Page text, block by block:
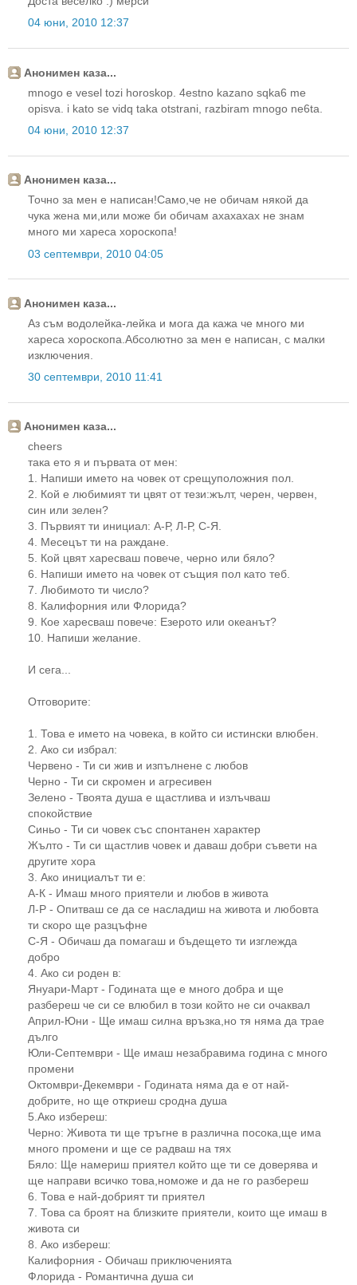
04 юни, 2010 12:37
Анонимен каза...
mnogo e vesel tozi horoskop. 4estno kazano sqka6 me
opisva. i kato se vidq taka otstrani, razbiram mnogo ne6ta.
04 юни, 2010 12:37
Анонимен каза...
Точно за мен е написан!Само,че не обичам някой да
чука жена ми,или може би обичам ахахахах не знам
много ми хареса хороскопа!
03 септември, 2010 04:05
Анонимен каза...
Аз съм водолейка-лейка и мога да кажа че много ми
хареса хороскопа.Абсолютно за мен е написан, с малки
изключения.
30 септември, 2010 11:41
Анонимен каза...
cheers
така ето я и първата от мен:
1. Напиши името на човек от срещуположния пол.
2. Кой е любимият ти цвят от тези:жълт, черен, червен,
син или зелен?
3. Първият ти инициал: А-Р, Л-Р, С-Я.
4. Месецът ти на раждане.
5. Кой цвят харесваш повече, черно или бяло?
6. Напиши името на човек от същия пол като теб.
7. Любимото ти число?
8. Калифорния или Флорида?
9. Кое харесваш повече: Езерото или океанът?
10. Напиши желание.
И сега...
Отговорите:
1. Това е името на човека, в който си истински влюбен.
2. Ако си избрал:
Червено - Ти си жив и изпълнене с любов
Черно - Ти си скромен и агресивен
Зелено - Твоята душа е щастлива и излъчваш
спокойствие
Синьо - Ти си човек със спонтанен характер
Жълто - Ти си щастлив човек и даваш добри съвети на
другите хора
3. Ако инициалът ти е:
А-К - Имаш много приятели и любов в живота
Л-Р - Опитваш се да се насладиш на живота и любовта
ти скоро ще разцъфне
С-Я - Обичаш да помагаш и бъдещето ти изглежда
добро
4. Ако си роден в:
Януари-Март - Годината ще е много добра и ще
разбереш че си се влюбил в този който не си очаквал
Април-Юни - Ще имаш силна връзка,но тя няма да трае
дълго
Юли-Септември - Ще имаш незабравима година с много
промени
Октомври-Декември - Годината няма да е от най-
добрите, но ще откриеш сродна душа
5.Ако избереш:
Черно: Живота ти ще тръгне в различна посока,ще има
много промени и ще се радваш на тях
Бяло: Ще намериш приятел който ще ти се доверява и
ще направи всичко това,номоже и да не го разбереш
6. Това е най-добрият ти приятел
7. Това са броят на близките приятели, които ще имаш в
живота си
8. Ако избереш:
Калифорния - Обичаш приключенията
Флорида - Романтична душа си